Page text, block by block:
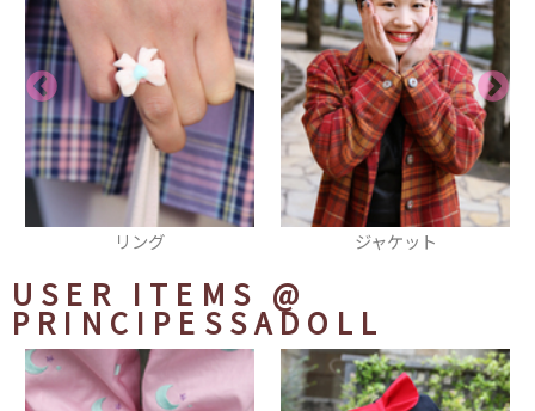
ジャケット スマフォカバー
USER ITEMS @
PRINCIPESSADOLL